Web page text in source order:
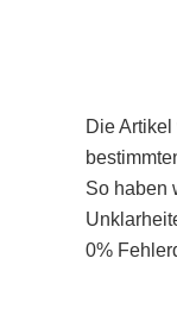
Die
So haben
0%